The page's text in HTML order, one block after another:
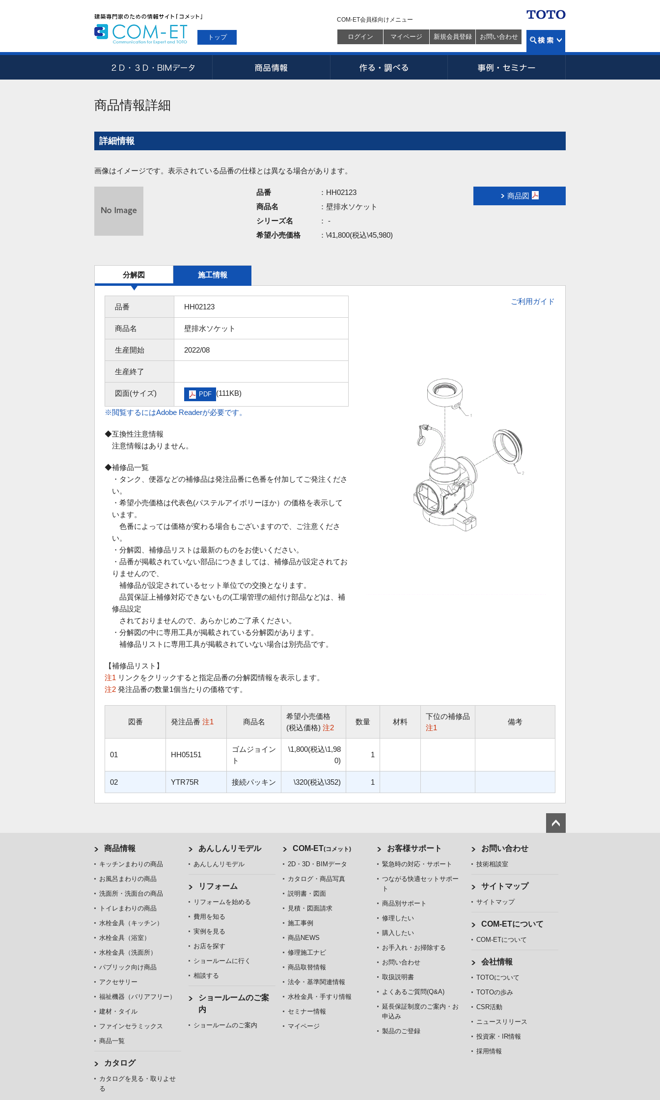
トップ
COM-ET会員様向けメニュー
ログイン マイページ 新規会員登録 お問い合わせ
商品情報詳細
詳細情報
画像はイメージです。表示されている品番の仕様とは異なる場合があります。
品番
：HH02123
商品名
：壁排水ソケット
シリーズ名
： -
希望小売価格
：\41,800(税込\45,980)
商品図
分解図 施工情報
品番 HH02123
商品名 壁排水ソケット
生産開始 2022/08
生産終了
図面(サイズ) PDF (111KB)
※閲覧するにはAdobe Readerが必要です。
◆互換性注意情報
注意情報はありません。
◆補修品一覧
・タンク、便器などの補修品は発注品番に色番を付加してご発注くださ
い。
・希望小売価格は代表色(パステルアイボリーほか）の価格を表示して
います。
色番によっては価格が変わる場合もございますので、ご注意くださ
い。
・分解図、補修品リストは最新のものをお使いください。
・品番が掲載されていない部品につきましては、補修品が設定されてお
りませんので、
補修品が設定されているセット単位での交換となります。
品質保証上補修対応できないもの(工場管理の組付け部品など)は、補
修品設定
されておりませんので、あらかじめご了承ください。
・分解図の中に専用工具が掲載されている分解図があります。
補修品リストに専用工具が掲載されていない場合は別売品です。
ご利用ガイド
【補修品リスト】
注1 リンクをクリックすると指定品番の分解図情報を表示します。
注2 発注品番の数量1個当たりの価格です。
図番 発注品番 注1 商品名
希望小売価格
(税込価格) 注2
数量 材料
下位の補修品
注1
備考
01 HH05151
ゴムジョイン
ト
\1,800(税込\1,98
0)
1
02 YTR75R 接続パッキン \320(税込\352) 1
商品情報
キッチンまわりの商品
お風呂まわりの商品
洗面所・洗面台の商品
トイレまわりの商品
水栓金具（キッチン）
水栓金具（浴室）
水栓金具（洗面所）
パブリック向け商品
アクセサリー
福祉機器（バリアフリー）
建材・タイル
ファインセラミックス
商品一覧
カタログ
カタログを見る・取りよせ
る
あんしんリモデル
あんしんリモデル
リフォーム
リフォームを始める
費用を知る
実例を見る
お店を探す
ショールームに行く
相談する
ショールームのご案
内
ショールームのご案内
COM-ET(コメット)
2D・3D・BIMデータ
カタログ・商品写真
説明書・図面
見積・図面請求
施工事例
商品NEWS
修理施工ナビ
商品取替情報
法令・基準関連情報
水栓金具・手すり情報
セミナー情報
マイページ
お客様サポート
緊急時の対応・サポート
つながる快適セットサポー
ト
商品別サポート
修理したい
購入したい
お手入れ・お掃除する
お問い合わせ
取扱説明書
よくあるご質問(Q&A)
延長保証制度のご案内・お
申込み
製品のご登録
お問い合わせ
技術相談室
サイトマップ
サイトマップ
COM-ETについて
COM-ETについて
会社情報
TOTOについて
TOTOの歩み
CSR活動
ニュースリリース
投資家・IR情報
採用情報